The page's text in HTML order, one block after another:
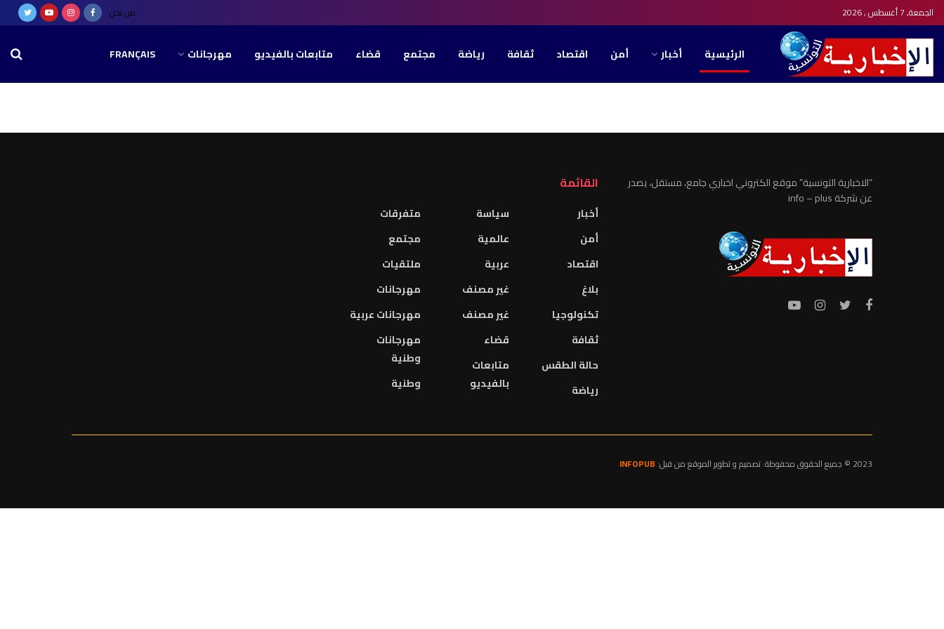
الجمعة, 7 أغسطس , 2026 من نحن
الاخبارية التونسية
الرئيسية أخبار أمن اقتصاد ثقافة رياضة مجتمع قضاء متابعات بالفيديو مهرجانات FRANÇAIS
“الاخبارية التونسية” موقع الكتروني اخباري جامع، مستقل، يصدر
عن شركة info – plus
القائمة
أخبار
أمن
اقتصاد
بلاغ
تكنولوجيا
ثقافة
حالة الطقس
رياضة
سياسة
عالمية
عربية
غير مصنف
غير مصنف
قضاء
متابعات
بالفيديو
متفرقات
مجتمع
ملتقيات
مهرجانات
مهرجانات عربية
مهرجانات
وطنية
وطنية
2023 © جميع الحقوق محفوظة. تصميم و تطوير الموقع من قبل: INFOPUB